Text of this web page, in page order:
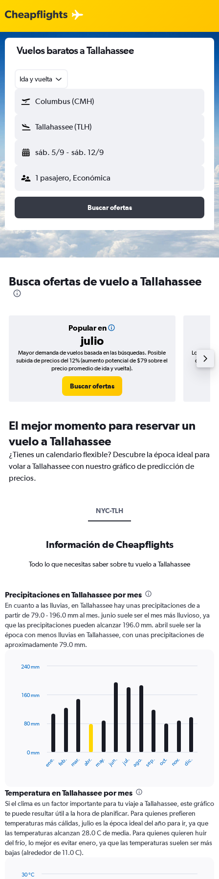
Vuelos baratos a Tallahassee
Ida y vuelta
Columbus (CMH)
Tallahassee (TLH)
sáb. 5/9 - sáb. 12/9
1 pasajero, Económica
Buscar ofertas
Busca ofertas de vuelo a Tallahassee
Popular en
julio
Mayor demanda de vuelos basada en las búsquedas. Posible
subida de precios del 12% (aumento potencial de $79 sobre el
precio promedio de ida y vuelta).
Buscar ofertas
Los
de
El mejor momento para reservar un
vuelo a Tallahassee
¿Tienes un calendario flexible? Descubre la época ideal para
volar a Tallahassee con nuestro gráfico de predicción de
precios.
NYC-TLH
Información de Cheapflights
Todo lo que necesitas saber sobre tu vuelo a Tallahassee
Precipitaciones en Tallahassee por mes
En cuanto a las lluvias, en Tallahassee hay unas precipitaciones de a
partir de 79.0 - 196.0 mm al mes. junio suele ser el mes más lluvioso, ya
que las precipitaciones pueden alcanzar 196.0 mm. abril suele ser la
época con menos lluvias en Tallahassee, con unas precipitaciones de
aproximadamente 79.0 mm.
with
12
The
categories.
Range:
12
categories.
The
chart
has
1
axis
ene. feb. mar. abr. may. jun. jul. ago. sep. oct. nov. dic.
0 mm
80 mm
160 mm
240 mm
Temperatura en Tallahassee por mes
Si el clima es un factor importante para tu viaje a Tallahassee, este gráfico
te puede resultar útil a la hora de planificar. Para quienes prefieren
temperaturas más cálidas, julio es la época ideal del año para ir, ya que
las temperaturas alcanzan 28.0 C de media. Para quienes quieren huir
del frío, lo mejor es evitar enero, ya que las temperaturas suelen ser más
bajas (alrededor de 11.0 C).
30 °C